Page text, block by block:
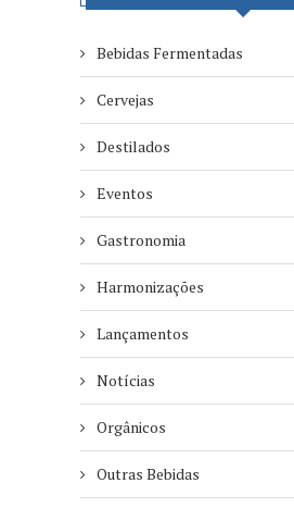
Bebidas Fermentadas
Cervejas
Destilados
Eventos
Gastronomia
Harmonizações
Lançamentos
Notícias
Orgânicos
Outras Bebidas